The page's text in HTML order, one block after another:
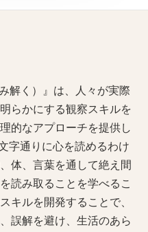
解く）』は、人々が実際
らかにする観察スキルを
的なアプローチを提供し
字通りに心を読めるわけ
体、言葉を通して絶え間
読み取ることを学べるこ
キルを開発することで、
誤解を避け、生活のあら